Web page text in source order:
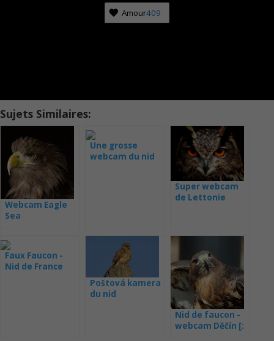
Amour409
Sujets Similaires:
Webcam Eagle
Sea
Une grosse
webcam du nid
Super webcam
de Lettonie
Faux Faucon -
Nid de France
Poštová kamera
du nid
Nid de faucon -
webcam Děčín [: